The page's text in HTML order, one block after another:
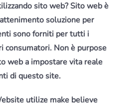
sito web?Sito web è
soluzione per
sono forniti per tutti i
consumatori. Non è purpose
web a impostare vita reale
di questo site.
utilize make believe